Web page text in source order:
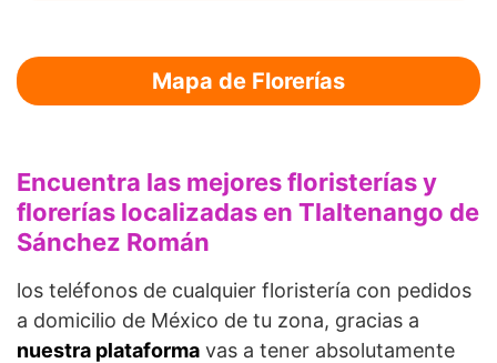
Mapa de Florerías
Encuentra las mejores floristerías y
florerías localizadas en Tlaltenango de
Sánchez Román
los teléfonos de cualquier floristería con pedidos
a domicilio de México de tu zona, gracias a
nuestra plataforma vas a tener absolutamente